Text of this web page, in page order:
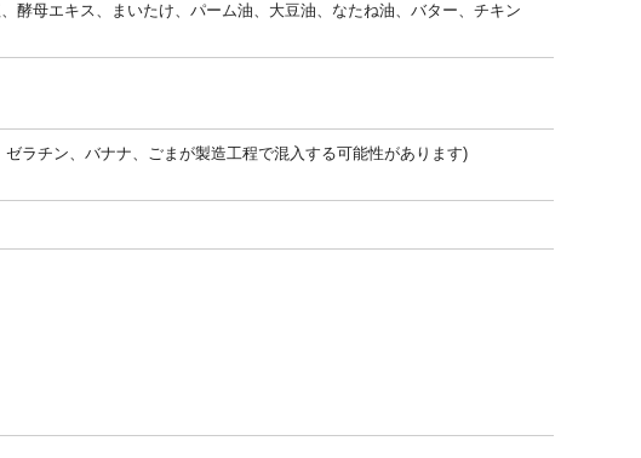
酵母エキス、まいたけ、パーム油、大豆油、なたね油、バター、チキン
ラチン、バナナ、ごまが製造工程で混入する可能性があります)